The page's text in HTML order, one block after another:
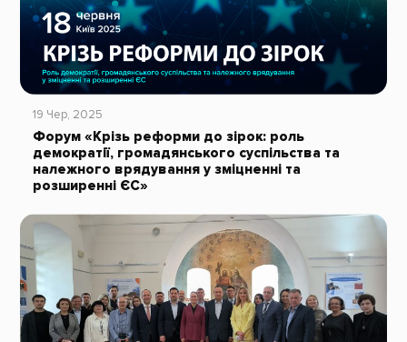
19 Чер, 2025
Форум «Крізь реформи до зірок: роль
демократії, громадянського суспільства та
належного врядування у зміцненні та
розширенні ЄС»